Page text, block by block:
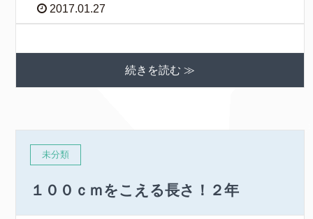
2017.01.27
続きを読む ≫
未分類
１００ｃｍをこえる長さ！２年